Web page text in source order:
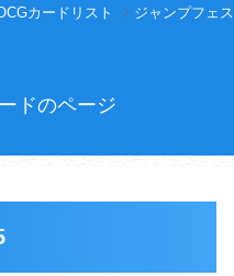
カードリスト
ジャンプフェス
ドのページ